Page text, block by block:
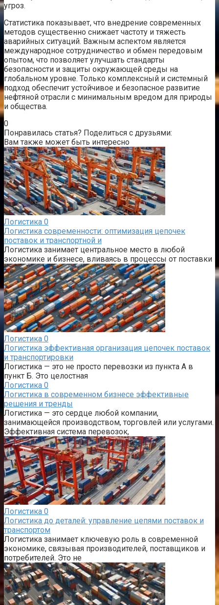
угроз.
Статистика показывает, что внедрение современных
методов существенно снижает частоту и тяжесть
аварийных ситуаций. Важным аспектом является
международное сотрудничество и обмен передовым
опытом, что позволяет улучшать стандарты
безопасности и защиты окружающей среды на
глобальном уровне. Только комплексный и системный
подход обеспечит устойчивое и безопасное развитие
нефтяной отрасли с минимальным вредом для природы
и общества.
0
Понравилась статья? Поделиться с друзьями:
Вам также может быть интересно
Логистика 0
Логистика современности: оптимизация цепочек
поставок и транспортной и
Логистика занимает центральное место в любой
экономике и бизнесе, вливаясь в процессы от поставки
Логистика 0
Логистика эффективная организация цепочек поставок
и транспортировки
Логистика — это не просто перевозки из пункта А в
пункт Б. Это целостная
Логистика 0
Логистика в современном бизнесе эффективные
решения и тренды
Логистика — это сердце любой компании,
занимающейся производством, торговлей или услугами.
Эффективная система перевозок,
Логистика 0
Логистика до деталей: управление цепями поставок и
транспортом
Логистика занимает ключевую роль в современной
экономике, связывая производителей, поставщиков и
потребителей. Это не